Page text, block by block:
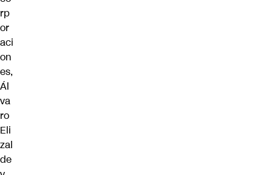
rp
or
aci
on
es,
Ál
va
ro
Eli
zal
de